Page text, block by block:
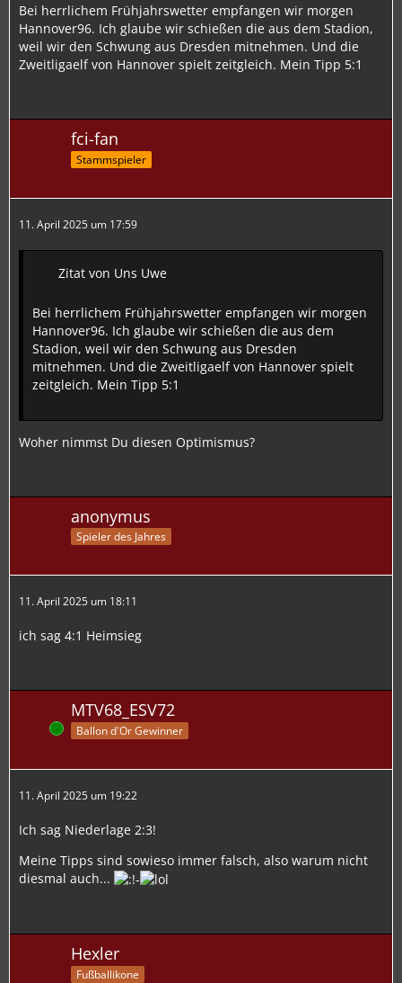
Bei herrlichem Frühjahrswetter empfangen wir morgen
Hannover96. Ich glaube wir schießen die aus dem Stadion,
weil wir den Schwung aus Dresden mitnehmen. Und die
Zweitligaelf von Hannover spielt zeitgleich. Mein Tipp 5:1
fci-fan
Stammspieler
11. April 2025 um 17:59
Zitat von Uns Uwe
Bei herrlichem Frühjahrswetter empfangen wir morgen
Hannover96. Ich glaube wir schießen die aus dem
Stadion, weil wir den Schwung aus Dresden
mitnehmen. Und die Zweitligaelf von Hannover spielt
zeitgleich. Mein Tipp 5:1
Woher nimmst Du diesen Optimismus?
anonymus
Spieler des Jahres
11. April 2025 um 18:11
ich sag 4:1 Heimsieg
Online
MTV68_ESV72
Ballon d'Or Gewinner
11. April 2025 um 19:22
Ich sag Niederlage 2:3!
Meine Tipps sind sowieso immer falsch, also warum nicht
diesmal auch...
Hexler
Fußballikone